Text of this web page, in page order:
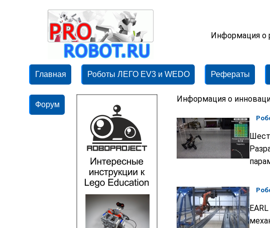
Информация о
Главная Роботы ЛЕГО EV3 и WEDO Рефераты
Форум
Информация о